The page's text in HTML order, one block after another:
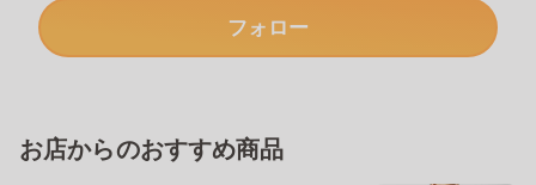
フォロー
お店からのおすすめ商品